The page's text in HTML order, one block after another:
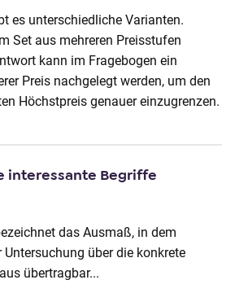
es unterschiedliche Varianten.
Set aus mehreren Preisstufen
kann im Fragebogen ein
Preis nachgelegt werden, um den
Höchstpreis genauer einzugrenzen.
interessante Begriffe
das Ausmaß, in dem
Untersuchung über die konkrete
übertragbar...